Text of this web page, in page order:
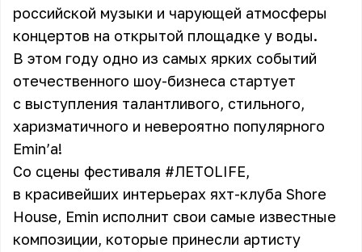
российской музыки и чарующей атмосферы
концертов на открытой площадке у воды.
В этом году одно из самых ярких событий
отечественного шоу-бизнеса стартует
с выступления талантливого, стильного,
харизматичного и невероятно популярного
Emin’а!
Со сцены фестиваля #ЛЕТОLIFE,
в красивейших интерьерах яхт-клуба Shore
House, Emin исполнит свои самые известные
композиции, которые принесли артисту